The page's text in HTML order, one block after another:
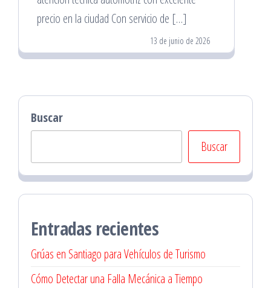
precio en la ciudad Con servicio de […]
13 de junio de 2026
Buscar
Buscar
Entradas recientes
Grúas en Santiago para Vehículos de Turismo
Cómo Detectar una Falla Mecánica a Tiempo